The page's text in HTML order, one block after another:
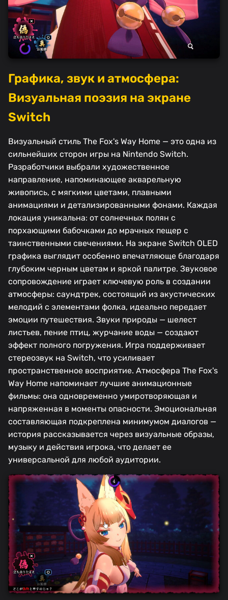
Графика, звук и атмосфера:
Визуальная поэзия на экране
Switch
Визуальный стиль The Fox's Way Home — это одна из
сильнейших сторон игры на Nintendo Switch.
Разработчики выбрали художественное
направление, напоминающее акварельную
живопись, с мягкими цветами, плавными
анимациями и детализированными фонами. Каждая
локация уникальна: от солнечных полян с
порхающими бабочками до мрачных пещер с
таинственными свечениями. На экране Switch OLED
графика выглядит особенно впечатляюще благодаря
глубоким черным цветам и яркой палитре. Звуковое
сопровождение играет ключевую роль в создании
атмосферы: саундтрек, состоящий из акустических
мелодий с элементами фолка, идеально передает
эмоции путешествия. Звуки природы — шелест
листьев, пение птиц, журчание воды — создают
эффект полного погружения. Игра поддерживает
стереозвук на Switch, что усиливает
пространственное восприятие. Атмосфера The Fox's
Way Home напоминает лучшие анимационные
фильмы: она одновременно умиротворяющая и
напряженная в моменты опасности. Эмоциональная
составляющая подкреплена минимумом диалогов —
история рассказывается через визуальные образы,
музыку и действия игрока, что делает ее
универсальной для любой аудитории.